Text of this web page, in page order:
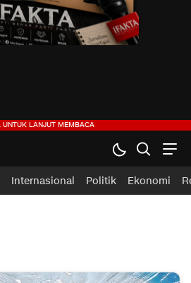
Internasional Politik Ekonomi